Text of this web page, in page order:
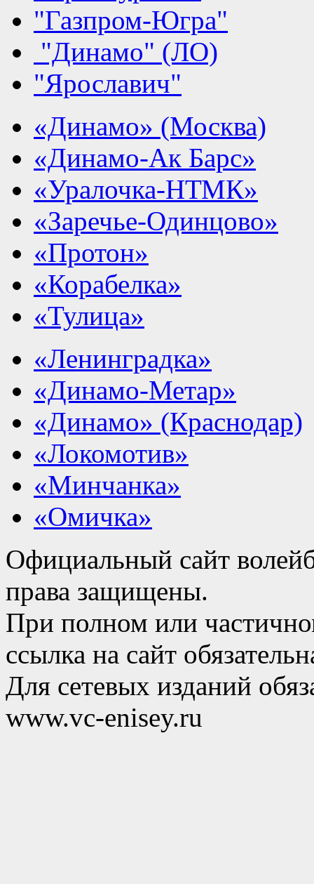
"Газпром-Югра"
"Динамо" (ЛО)
"Ярославич"
«Динамо» (Москва)
«Динамо-Ак Барс»
«Уралочка-НТМК»
«Заречье-Одинцово»
«Протон»
«Корабелка»
«Тулица»
«Ленинградка»
«Динамо-Метар»
«Динамо» (Краснодар)
«Локомотив»
«Минчанка»
«Омичка»
Официальный сайт
права защищены.
При полном или
ссылка на сайт
Для сетевых изданий
www.vc-enisey.ru